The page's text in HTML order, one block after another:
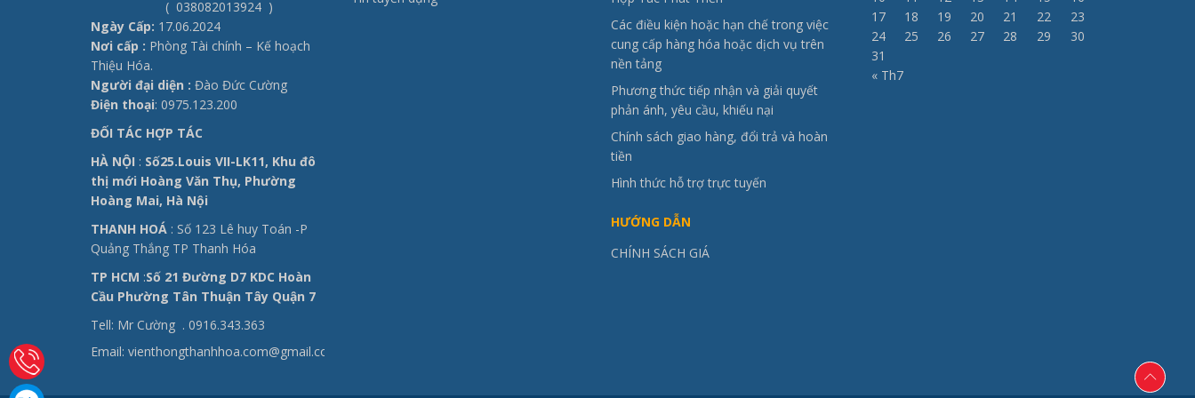
( 038082013924 )
Ngày Cấp: 17.06.2024
Nơi cấp : Phòng Tài chính – Kế hoạch
Thiệu Hóa.
Người đại diện : Đào Đức Cường
Điện thoại: 0975.123.200
ĐỐI TÁC HỢP TÁC
HÀ NỘI : Số25.Louis VII-LK11, Khu đô
thị mới Hoàng Văn Thụ, Phường
Hoàng Mai, Hà Nội
THANH HOÁ : Số 123 Lê huy Toán -P
Quảng Thắng TP Thanh Hóa
TP HCM :Số 21 Đường D7 KDC Hoàn
Cầu Phường Tân Thuận Tây Quận 7
Tell: Mr Cường . 0916.343.363
Email: vienthongthanhhoa.com@gmail.com
Các điều kiện hoặc hạn chế trong việc
cung cấp hàng hóa hoặc dịch vụ trên
nền tảng
Phương thức tiếp nhận và giải quyết
phản ánh, yêu cầu, khiếu nại
Chính sách giao hàng, đổi trả và hoàn
tiền
Hình thức hỗ trợ trực tuyến
HƯỚNG DẪN
CHÍNH SÁCH GIÁ
17
18 19 20 21 22
23
24
25 26 27 28 29
30
31
« Th7